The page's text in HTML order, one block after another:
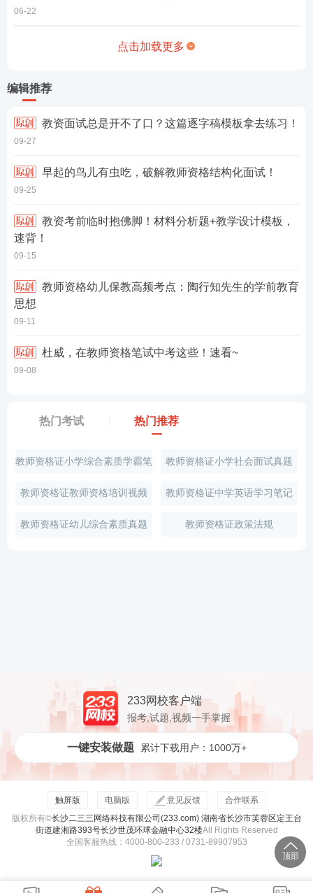
06-22
点击加载更多
编辑推荐
教资面试总是开不了口？这篇逐字稿模板拿去练习！
09-27
早起的鸟儿有虫吃，破解教师资格结构化面试！
09-25
速背！
09-15
思想
09-11
杜威，在教师资格笔试中考这些！速看~
09-08
热门考试 热门推荐
教师资格证小学综合素质学霸笔 教师资格证小学社会面试真题
教师资格证教师资格培训视频 教师资格证中学英语学习笔记
教师资格证幼儿综合素质真题 教师资格证政策法规
233网校客户端
报考,试题,视频一手掌握
一键安装做题 累计下载用户：1000万+
触屏版 电脑版 意见反馈
合作联系
版权所有©长沙二三三网络科技有限公司(233.com) 湖南省长沙市芙蓉区定王台
街道建湘路393号长沙世茂环球金融中心32楼All Rights Reserved
全国客服热线：4000-800-233 / 0731-89907953
顶部